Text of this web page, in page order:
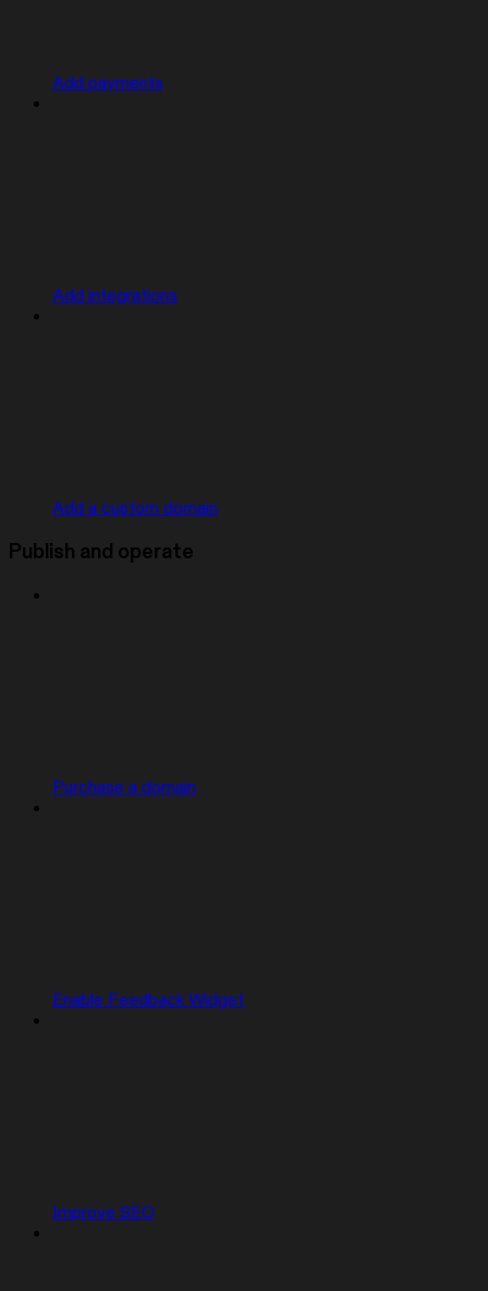
Add payments
Add integrations
Add a custom domain
Publish and operate
Purchase a domain
Enable Feedback Widget
Improve SEO